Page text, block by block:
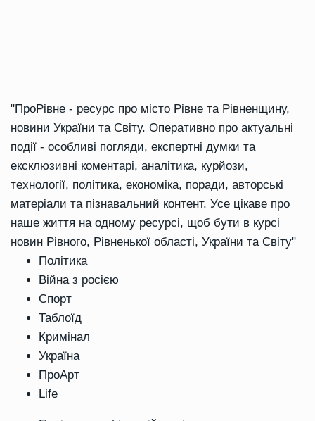
"ПроРівне - ресурс про місто Рівне та Рівненщину,
новини України та Світу. Оперативно про актуальні
події - особливі погляди, експертні думки та
ексклюзивні коментарі, аналітика, курйози,
технології, політика, економіка, поради, авторські
матеріали та пізнавальний контент. Усе цікаве про
наше життя на одному ресурсі, щоб бути в курсі
новин Рівного, Рівненької області, України та Світу"
Політика
Війна з росією
Спорт
Таблоїд
Кримінал
Україна
ПроАрт
Life